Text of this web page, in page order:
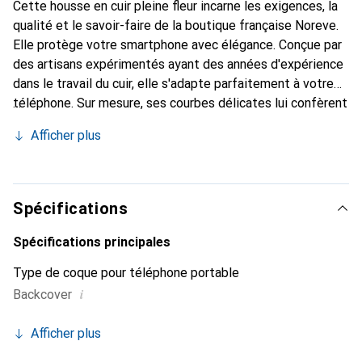
Cette housse en cuir pleine fleur incarne les exigences, la
qualité et le savoir-faire de la boutique française Noreve.
Elle protège votre smartphone avec élégance. Conçue par
des artisans expérimentés ayant des années d'expérience
dans le travail du cuir, elle s'adapte parfaitement à votre
téléphone. Sur mesure, ses courbes délicates lui confèrent
et indispensable pour votre smartphone. Reconnaissable à
marque Noreve est un choix fiable pour une clientèle
exigeante.
Afficher plus
Spécifications
Spécifications principales
Type de coque pour téléphone portable
Backcover i
Afficher plus